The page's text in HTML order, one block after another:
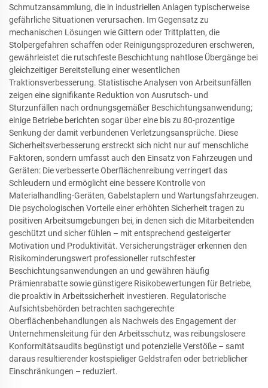
Schmutzansammlung, die in industriellen Anlagen typischerweise
gefährliche Situationen verursachen. Im Gegensatz zu
mechanischen Lösungen wie Gittern oder Trittplatten, die
Stolpergefahren schaffen oder Reinigungsprozeduren erschweren,
gewährleistet die rutschfeste Beschichtung nahtlose Übergänge bei
gleichzeitiger Bereitstellung einer wesentlichen
Traktionsverbesserung. Statistische Analysen von Arbeitsunfällen
zeigen eine signifikante Reduktion von Ausrutsch- und
Sturzunfällen nach ordnungsgemäßer Beschichtungsanwendung;
einige Betriebe berichten sogar über eine bis zu 80-prozentige
Senkung der damit verbundenen Verletzungsansprüche. Diese
Sicherheitsverbesserung erstreckt sich nicht nur auf menschliche
Faktoren, sondern umfasst auch den Einsatz von Fahrzeugen und
Geräten: Die verbesserte Oberflächenreibung verringert das
Schleudern und ermöglicht eine bessere Kontrolle von
Materialhandling-Geräten, Gabelstaplern und Wartungsfahrzeugen.
Die psychologischen Vorteile einer erhöhten Sicherheit tragen zu
positiven Arbeitsumgebungen bei, in denen sich die Mitarbeitenden
geschützt und sicher fühlen – mit entsprechend gesteigerter
Motivation und Produktivität. Versicherungsträger erkennen den
Risikominderungswert professioneller rutschfester
Beschichtungsanwendungen an und gewähren häufig
Prämienrabatte sowie günstigere Risikobewertungen für Betriebe,
die proaktiv in Arbeitssicherheit investieren. Regulatorische
Aufsichtsbehörden betrachten sachgerechte
Oberflächenbehandlungen als Nachweis des Engagement der
Unternehmensleitung für den Arbeitsschutz, was reibungslosere
Konformitätsaudits begünstigt und potenzielle Verstöße – samt
daraus resultierender kostspieliger Geldstrafen oder betrieblicher
Einschränkungen – reduziert.